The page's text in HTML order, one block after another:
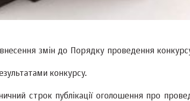
змін до Порядку проведення
конкурсу.
строк публікації оголошення про